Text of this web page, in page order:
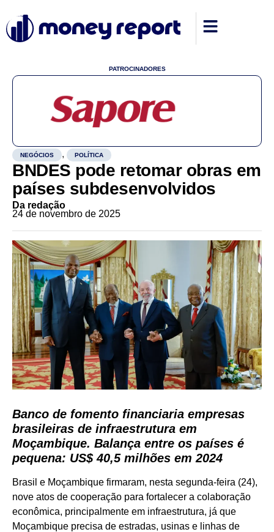
PATROCINADORES
NEGÓCIOS , POLÍTICA
BNDES pode retomar obras em
países subdesenvolvidos
Da redação
24 de novembro de 2025
Banco de fomento financiaria empresas
brasileiras de infraestrutura em
Moçambique. Balança entre os países é
pequena: US$ 40,5 milhões em 2024
Brasil e Moçambique firmaram, nesta segunda-feira (24),
nove atos de cooperação para fortalecer a colaboração
econômica, principalmente em infraestrutura, já que
Moçambique precisa de estradas, usinas e linhas de